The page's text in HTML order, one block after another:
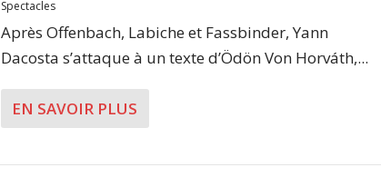
Spectacles
Après Offenbach, Labiche et Fassbinder, Yann
Dacosta s’attaque à un texte d’Ödön Von Horváth,...
EN SAVOIR PLUS